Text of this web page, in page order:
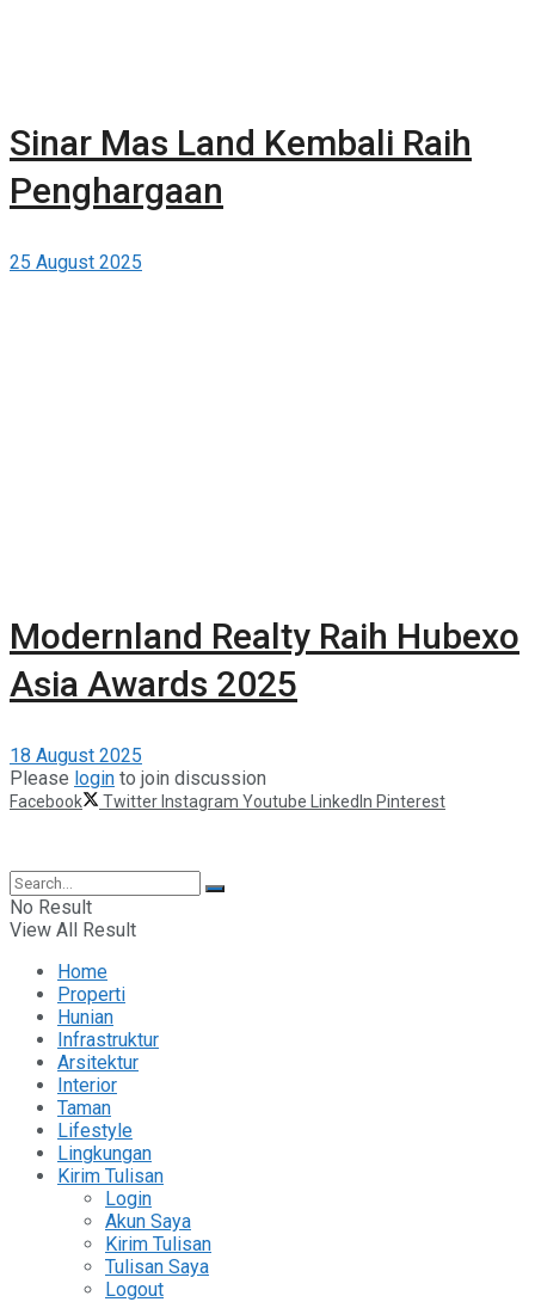
Sinar Mas Land Kembali Raih
Penghargaan
25 August 2025
Modernland Realty Raih Hubexo
Asia Awards 2025
18 August 2025
Please login to join discussion
Facebook Twitter Instagram Youtube LinkedIn Pinterest
No Result
View All Result
Home
Properti
Hunian
Infrastruktur
Arsitektur
Interior
Taman
Lifestyle
Lingkungan
Kirim Tulisan
Login
Akun Saya
Kirim Tulisan
Tulisan Saya
Logout